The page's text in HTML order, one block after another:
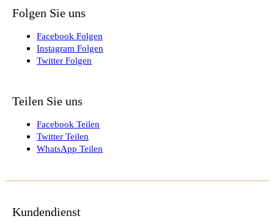
Folgen Sie uns
Facebook Folgen
Instagram Folgen
Twitter Folgen
Kundendienst
Teilen Sie uns
Facebook Teilen
Twitter Teilen
WhatsApp Teilen